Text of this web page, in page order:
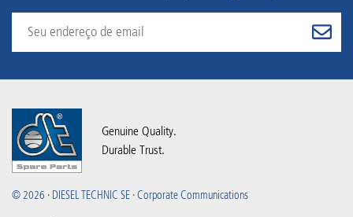
Genuine Quality.
Durable Trust.
© 2026 · DIESEL TECHNIC SE · Corporate Communications